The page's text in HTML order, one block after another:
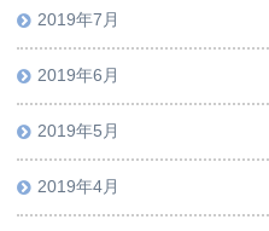
2019年7月
2019年6月
2019年5月
2019年4月